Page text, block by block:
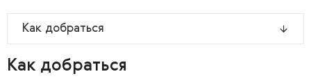
Как добраться
Как добраться